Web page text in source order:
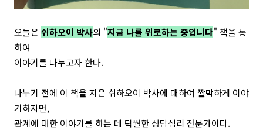
오늘은 쉬하오이 박사의 "지금 나를 위로하는 중입니다" 책을 통
하여
이야기를 나누고자 한다.
나누기 전에 이 책을 지은 쉬하오이 박사에 대하여 짤막하게 이야
기하자면,
관계에 대한 이야기를 하는 데 탁월한 상담심리 전문가이다.